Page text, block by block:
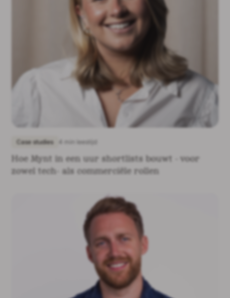
Case studies 4 min leestijd
Hoe Mynt in een uur shortlists bouwt - voor
zowel tech- als commerciële rollen